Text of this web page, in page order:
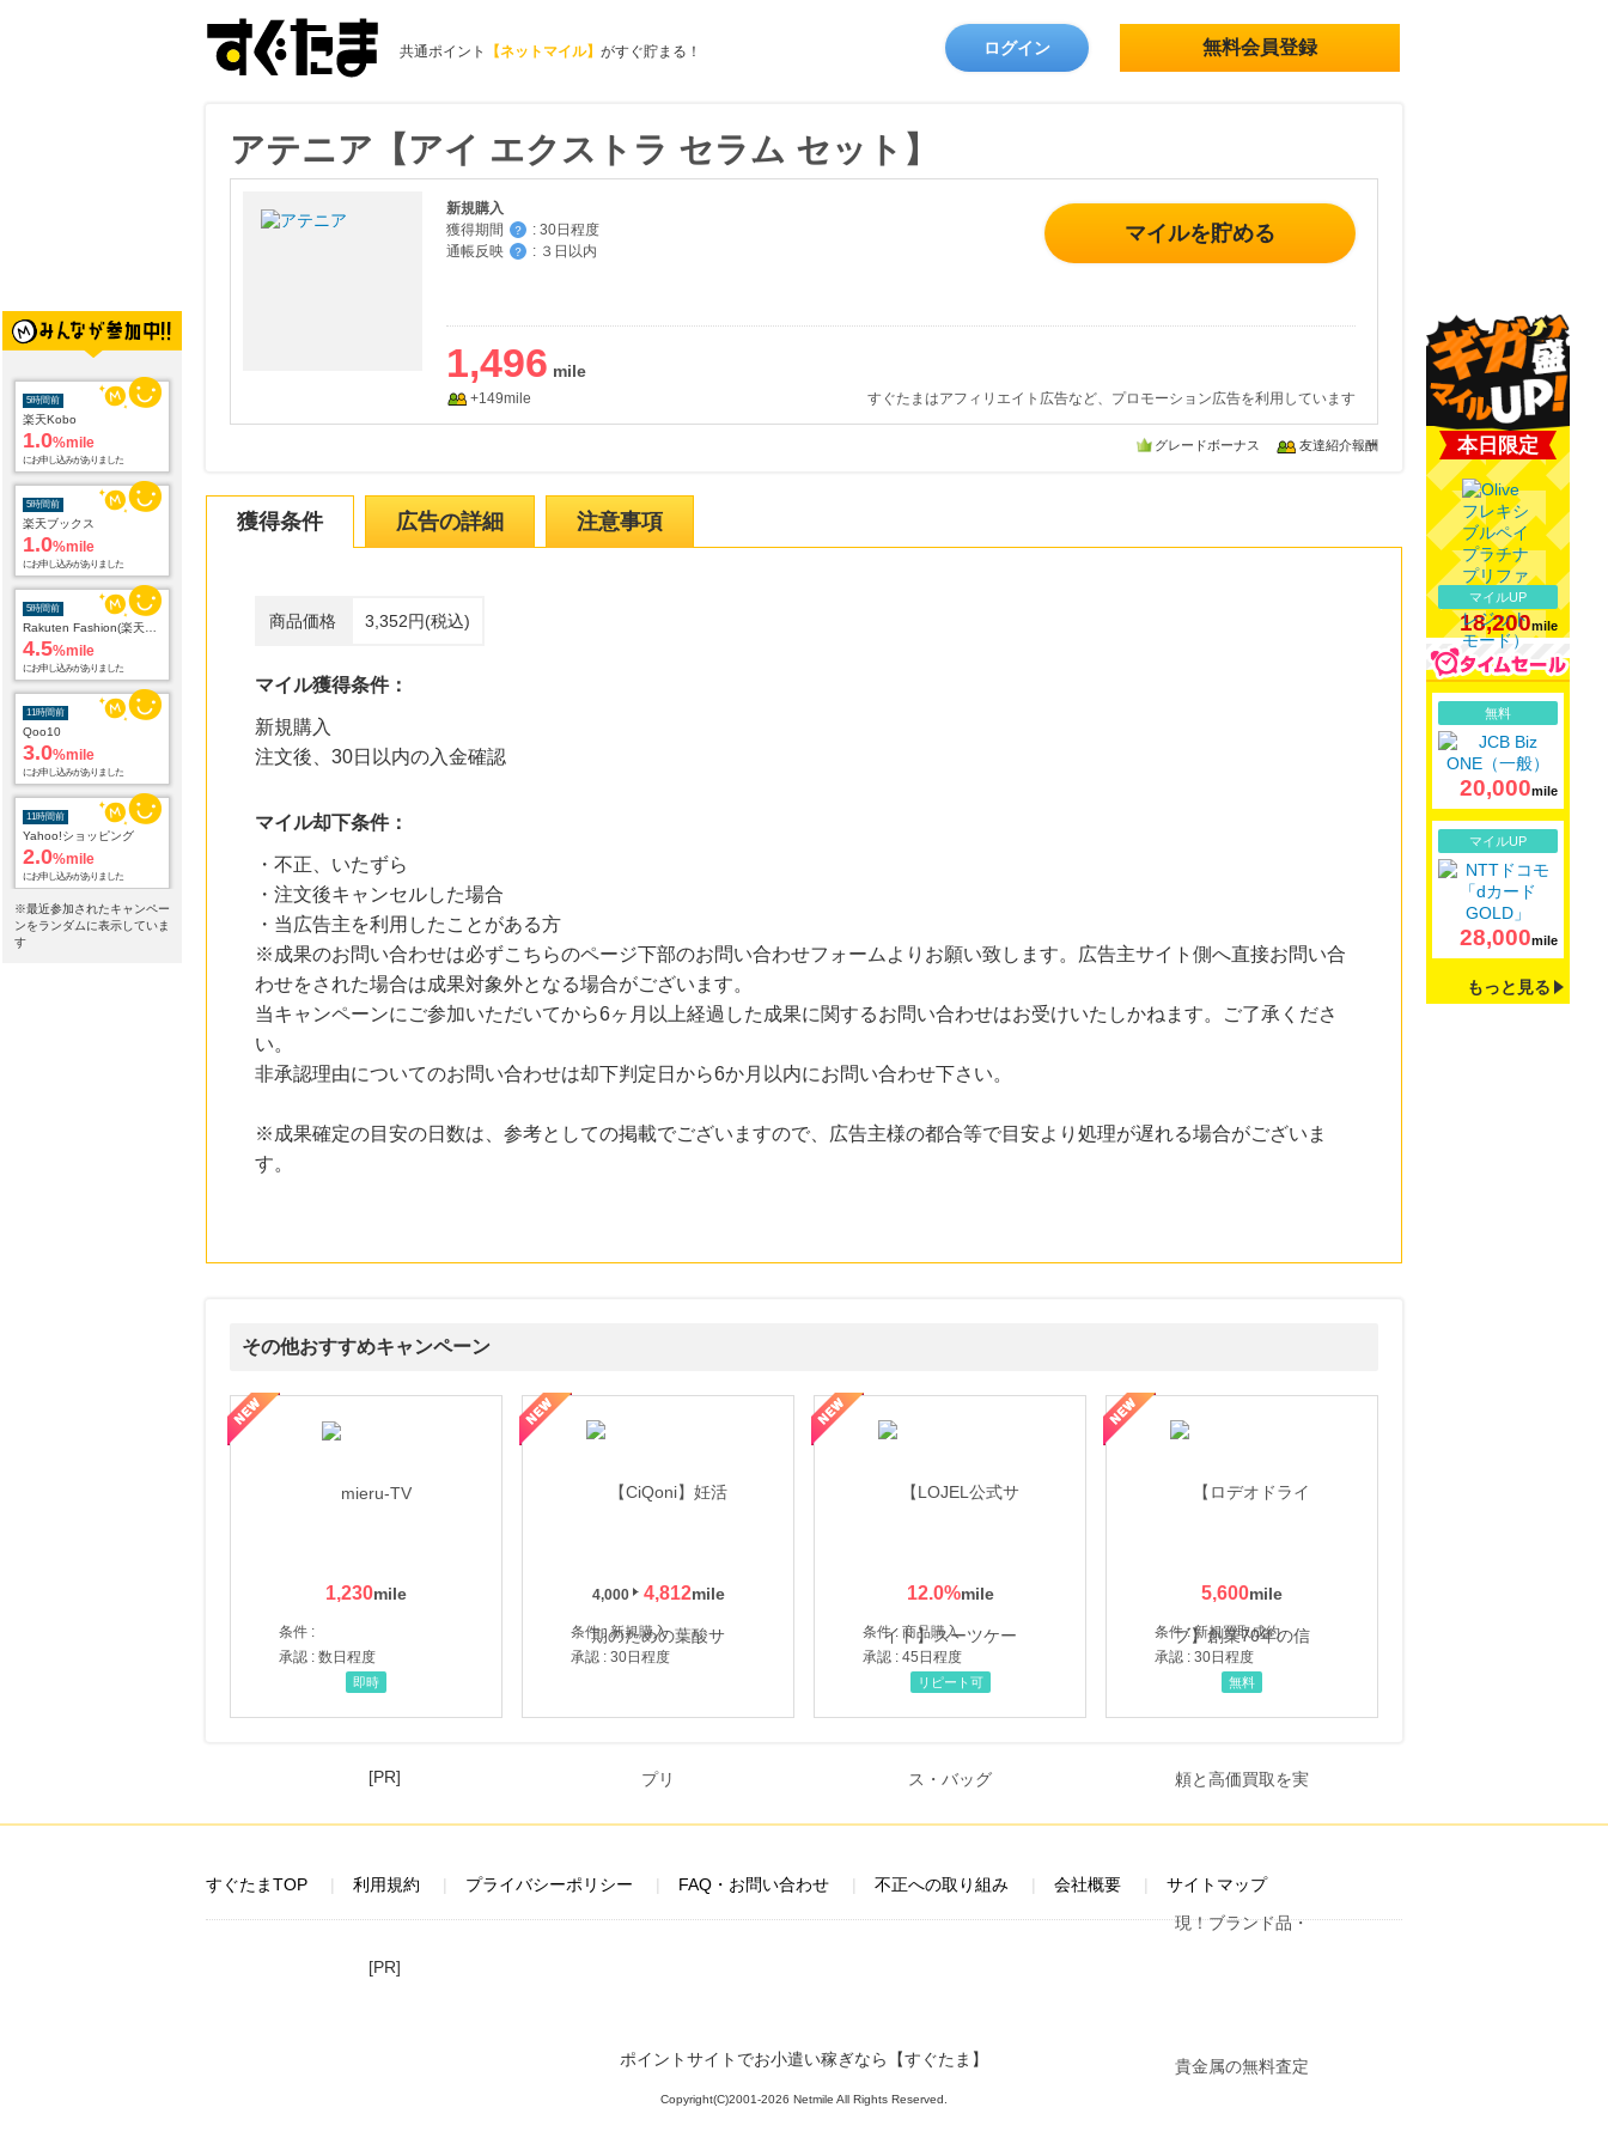
共通ポイント 【ネットマイル】 がすぐ貯まる！ ログイン 無料会員登録
5時間前
楽天Kobo
1.0%mile
にお申し込みがありました
5時間前
楽天ブックス
1.0%mile
にお申し込みがありました
5時間前
4.5%mile
にお申し込みがありました
11時間前
Qoo10
3.0%mile
にお申し込みがありました
11時間前
Yahoo!ショッピング
2.0%mile
にお申し込みがありました
14時間前
※最近参加されたキャンペー
ンをランダムに表示していま
す
アテニア【アイ エクストラ セラム セット】
新規購入
獲得期間
？ : 30日程度
通帳反映
？ : ３日以内
マイルを貯める
1,496
+149mile すぐたまはアフィリエイト広告など、プロモーション広告を利用しています
グレードボーナス 友達紹介報酬
獲得条件 広告の詳細 注意事項
商品価格 3,352円(税込)
マイル獲得条件：
新規購入
注文後、30日以内の入金確認
マイル却下条件：
・不正、いたずら
・注文後キャンセルした場合
・当広告主を利用したことがある方
※成果のお問い合わせは必ずこちらのページ下部のお問い合わせフォームよりお願い致します。広告主サイト側へ直接お問い合
わせをされた場合は成果対象外となる場合がございます。
当キャンペーンにご参加いただいてから6ヶ月以上経過した成果に関するお問い合わせはお受けいたしかねます。ご了承くださ
い。
非承認理由についてのお問い合わせは却下判定日から6か月以内にお問い合わせ下さい。
※成果確定の目安の日数は、参考としての掲載でございますので、広告主様の都合等で目安より処理が遅れる場合がございま
す。
その他おすすめキャンペーン
1,230
条件 :
承認 : 数日程度
即時
4,000 4,812
条件 : 新規購入
承認 : 30日程度
12.0%
条件 : 商品購入
承認 : 45日程度
【LOJEL公式サイト】スーツケース・バッグ
リピート可
5,600
条件 : 新規買取成約
承認 : 30日程度
【ロデオドライブ】創業70年の信頼と高価買取を実現！ブランド品・貴金属の無料査定
無料
本日限定
マイルUP
18,200mile
無料
20,000mile
マイルUP
28,000mile
もっと見る
[PR]
すぐたまTOP 利用規約 プライバシーポリシー FAQ・お問い合わせ 不正への取り組み 会社概要 サイトマップ
[PR]
ポイントサイトでお小遣い稼ぎなら【すぐたま】
Copyright(C)2001-2026 Netmile All Rights Reserved.